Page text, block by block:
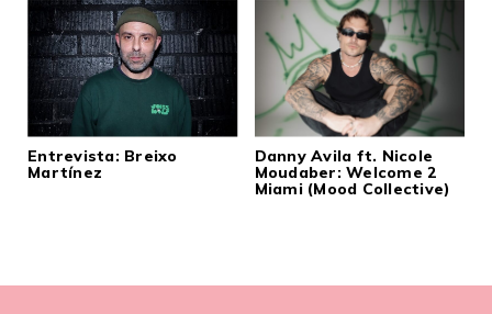
Entrevista: Breixo
Martínez
Danny Avila ft. Nicole
Moudaber: Welcome 2
Miami (Mood Collective)